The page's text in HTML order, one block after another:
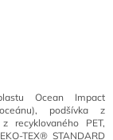
Ocean Impact
podšívka z
recyklovaného PET,
TEX® STANDARD